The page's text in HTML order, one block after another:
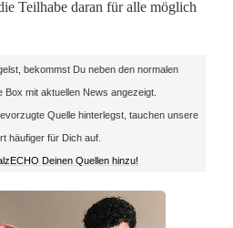
Teilhabe daran für alle möglich
bekommst Du neben den normalen
Box mit aktuellen News angezeigt.
Quelle hinterlegst, tauchen unsere
häufiger für Dich auf.
Deinen Quellen hinzu!